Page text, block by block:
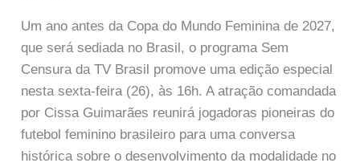
Um ano antes da Copa do Mundo Feminina de 2027,
que será sediada no Brasil, o programa Sem
Censura da TV Brasil promove uma edição especial
nesta sexta-feira (26), às 16h. A atração comandada
por Cissa Guimarães reunirá jogadoras pioneiras do
futebol feminino brasileiro para uma conversa
histórica sobre o desenvolvimento da modalidade no